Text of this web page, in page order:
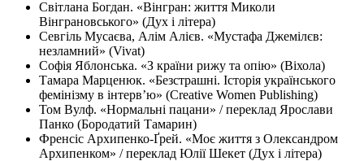
Світлана Богдан. «Вінгран: життя Миколи
Вінграновського» (Дух і літера)
Севгіль Мусаєва, Алім Алієв. «Мустафа Джемілєв:
незламний» (Vivat)
Софія Яблонська. «З країни рижу та опію» (Віхола)
Тамара Марценюк. «Безстрашні. Історія українського
фемінізму в інтерв’ю» (Creative Women Publishing)
Том Вулф. «Нормальні пацани» / переклад Ярослави
Панко (Бородатий Тамарин)
Френсіс Архипенко-Ґрей. «Моє життя з Олександром
Архипенком» / переклад Юлії Шекет (Дух і літера)